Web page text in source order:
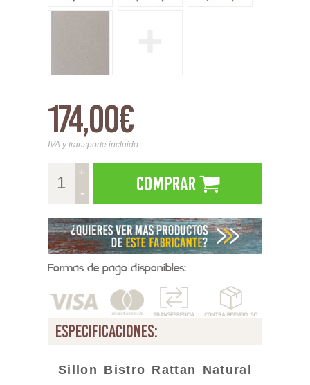
174,00€
IVA y transporte incluido
+
-
Comprar
Formas de pago disponibles:
especificaciones:
Sillon Bistro Rattan Natural